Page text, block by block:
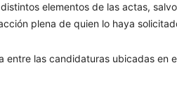
elementos de las actas,
plena de quien lo haya
entre las candidaturas ubicadas en